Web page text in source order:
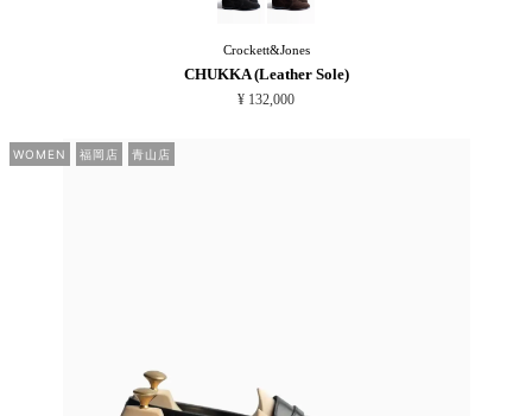
Crockett&Jones
CHUKKA (Leather Sole)
¥ 132,000
WOMEN 福岡店 青山店